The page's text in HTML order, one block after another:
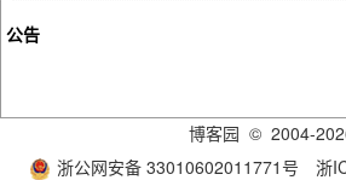
公告
博客园 © 2004-
浙公网安备 33010602011771号
浙